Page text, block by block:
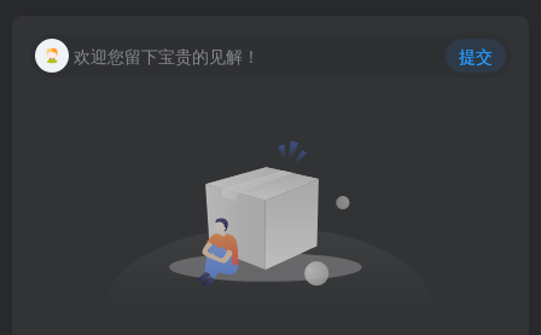
欢迎您留下宝贵的见解！ 提交